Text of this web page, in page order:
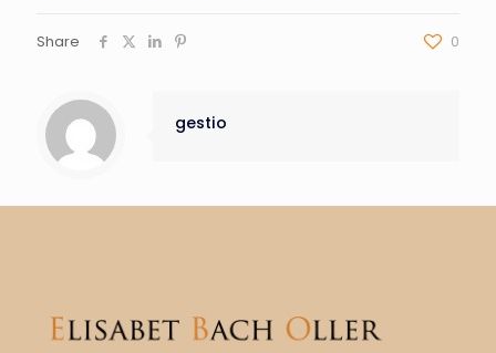
Share 0
gestio